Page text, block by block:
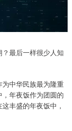
最后一样很少人知
中华民族最为隆重
年夜饭作为团圆的
丰盛的年夜饭中，